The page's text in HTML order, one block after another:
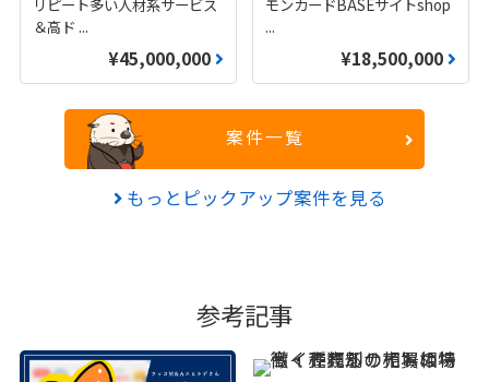
＆高ド ...
¥45,000,000
...
¥18,500,000
案件一覧
もっとピックアップ案件を見る
参考記事